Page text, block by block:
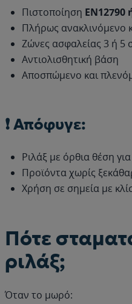
Πιστοποίηση EN12790
Πλήρως ανακλινόμενο
Ζώνες ασφαλείας 3 ή 5
Αντιολισθητική βάση
Αποσπώμενο και
❗ Απόφυγε:
Ριλάξ με όρθια θέση
Προϊόντα χωρίς
Χρήση σε σημεία με
Πότε
ριλάξ;
Όταν το μωρό: